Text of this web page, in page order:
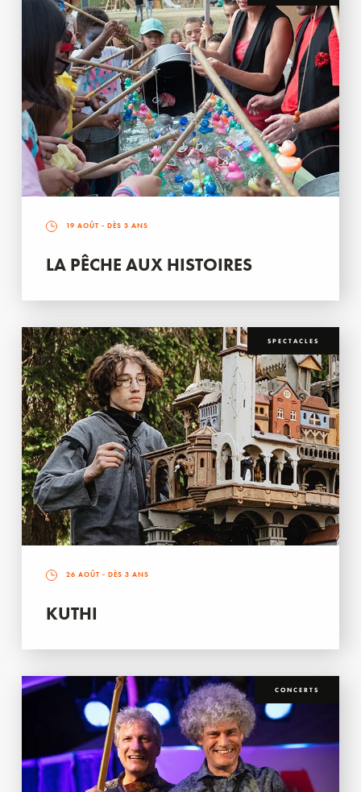
19 AOÛT - DÈS 3 ANS
LA PÊCHE AUX HISTOIRES
SPECTACLES
26 AOÛT - DÈS 3 ANS
KUTHI
CONCERTS